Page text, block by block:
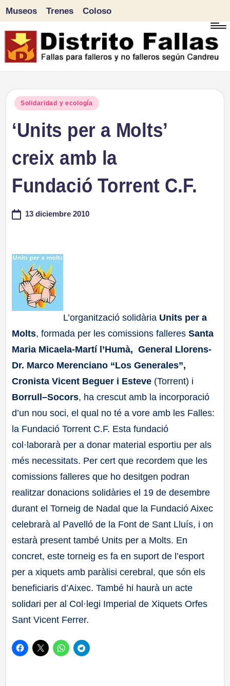
Saltar
al
Museos Trenes Coloso
Publicado
Solidaridad y ecología
‘Units per a Molts’
creix amb la
Fundació Torrent C.F.
13 diciembre 2010
L’organització solidària Units per a
Molts, formada per les comissions falleres Santa
Maria Micaela-Martí l’Humà, General Llorens-
Dr. Marco Merenciano “Los Generales”,
Cronista Vicent Beguer i Esteve (Torrent) i
Borrull–Socors, ha crescut amb la incorporació
d’un nou soci, el qual no té a vore amb les Falles:
la Fundació Torrent C.F. Esta fundació
col·laborarà per a donar material esportiu per als
més necessitats. Per cert que recordem que les
comissions falleres que ho desitgen podran
realitzar donacions solidàries el 19 de desembre
durant el Torneig de Nadal que la Fundació Aixec
celebrarà al Pavelló de la Font de Sant Lluís, i on
estarà present també Units per a Molts. En
concret, este torneig es fa en suport de l’esport
per a xiquets amb paràlisi cerebral, que són els
beneficiaris d’Aixec. També hi haurà un acte
solidari per al Col·legi Imperial de Xiquets Orfes
Sant Vicent Ferrer.